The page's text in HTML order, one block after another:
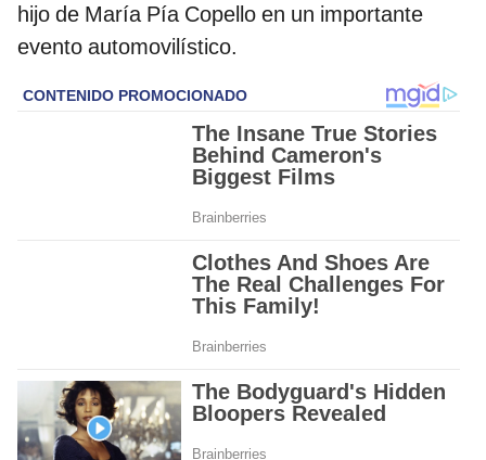
hijo de María Pía Copello en un importante
evento automovilístico.